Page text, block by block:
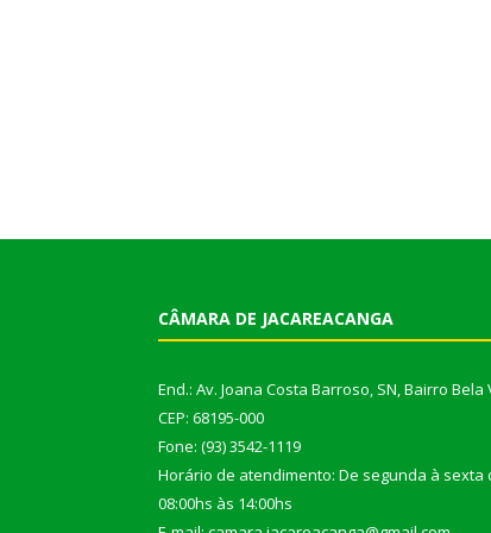
CÂMARA DE JACAREACANGA
End.: Av. Joana Costa Barroso, SN, Bairro Bela
CEP: 68195-000
Fone: (93) 3542-1119
Horário de atendimento: De segunda à sexta
08:00hs às 14:00hs